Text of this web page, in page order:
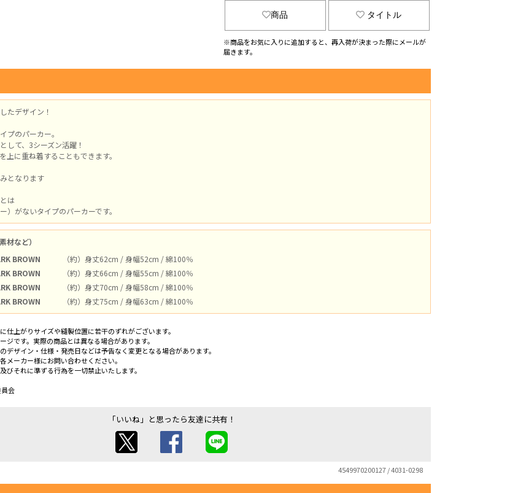
商品 タイトル
※商品をお気に入りに追加すると、再入荷が決まった際にメールが
届きます。
たデザイン！
プのパーカー。
して、3シーズン活躍！
上に重ね着することもできます。
となります
は
）がないタイプのパーカーです。
材など）
BROWN
（約）身丈62cm / 身幅52cm / 綿100％
BROWN
（約）身丈66cm / 身幅55cm / 綿100％
BROWN
（約）身丈70cm / 身幅58cm / 綿100％
BROWN （約）身丈75cm / 身幅63cm / 綿100％
仕上がりサイズや縫製位置に若干のずれがございます。
ジです。実際の商品とは異なる場合があります。
デザイン・仕様・発売日などは予告なく変更となる場合があります。
メーカー様にお問い合わせください。
びそれに準ずる行為を一切禁止いたします。
会
「いいね」と思ったら友達に共有！
4549970200127 / 4031-0298